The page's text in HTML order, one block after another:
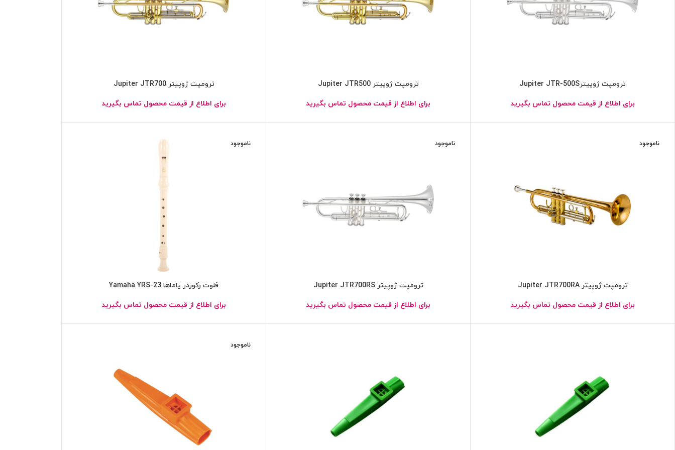
ترومپت ژوپیترJupiter JTR-500S
برای اطلاع از قیمت محصول تماس بگیرید
ترومپت ژوپیتر Jupiter JTR500
برای اطلاع از قیمت محصول تماس بگیرید
ترومپت ژوپیتر Jupiter JTR700
برای اطلاع از قیمت محصول تماس بگیرید
ناموجود
ترومپت ژوپیتر Jupiter JTR700RA
برای اطلاع از قیمت محصول تماس بگیرید
ناموجود
ترومپت ژوپیتر Jupiter JTR700RS
برای اطلاع از قیمت محصول تماس بگیرید
ناموجود
فلوت رکوردر یاماها Yamaha YRS-23
برای اطلاع از قیمت محصول تماس بگیرید
ناموجود